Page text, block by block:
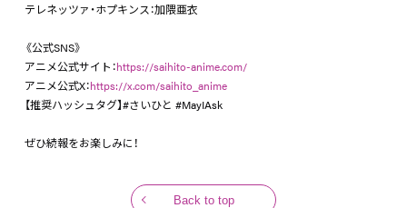
テレネッツァ・ホプキンス：加隈亜衣
《公式SNS》
アニメ公式サイト：https://saihito-anime.com/
アニメ公式X：https://x.com/saihito_anime
【推奨ハッシュタグ】#さいひと #MayIAsk
ぜひ続報をお楽しみに！
Back to top